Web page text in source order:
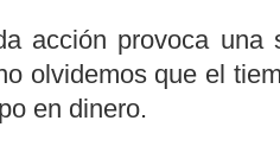
acción provoca una
olvidemos que el
en dinero.